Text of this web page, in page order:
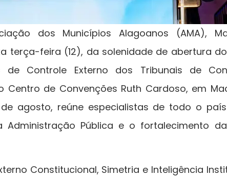
dos Municípios Alagoanos (AMA),
terça-feira (12), da solenidade de abertura
de Controle Externo dos Tribunais de
Centro de Convenções Ruth Cardoso, em
agosto, reúne especialistas de todo o
Administração Pública e o fortalecimento
Constitucional, Simetria e Inteligência